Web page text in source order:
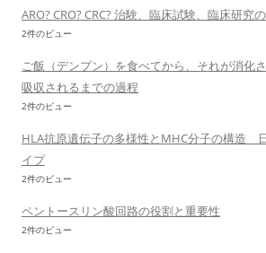
ARO? CRO? CRC? 治験、臨床試験、臨床研究
2件のビュー
ご飯（デンプン）を食べてから、それが消化
吸収されるまでの過程
2件のビュー
HLA抗原遺伝子の多様性とMHC分子の構造
イプ
2件のビュー
ペントースリン酸回路の役割と重要性
2件のビュー